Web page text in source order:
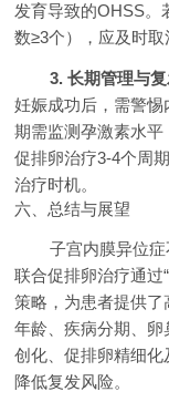
发育导致的OHSS。
数≥3个），应及时取
3. 长期管理与
妊娠成功后，需警
期需监测孕激素水
促排卵治疗3-4个周
治疗时机。
六、总结与展望
子宫内膜异位
联合促排卵治疗通过
策略，为患者提供
年龄、疾病分期、
创化、促排卵精细
降低复发风险。